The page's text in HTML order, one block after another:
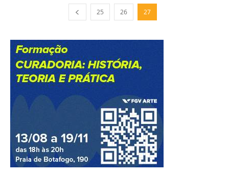
25 26 27